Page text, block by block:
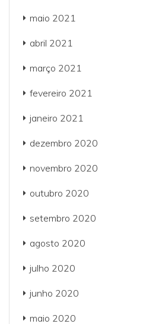
maio 2021
abril 2021
março 2021
fevereiro 2021
janeiro 2021
dezembro 2020
novembro 2020
outubro 2020
setembro 2020
agosto 2020
julho 2020
junho 2020
maio 2020